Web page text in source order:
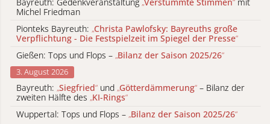
Michel Friedman
Pionteks Bayreuth: „Christa Pawlofsky: Bayreuths große
Verpflichtung - Die Festspielzeit im Spiegel der Presse“
Gießen: Tops und Flops – „Bilanz der Saison 2025/26“
3. August 2026
Bayreuth: „Siegfried“ und „Götterdämmerung“ – Bilanz der
zweiten Hälfte des „KI-Rings“
Wuppertal: Tops und Flops – „Bilanz der Saison 2025/26“